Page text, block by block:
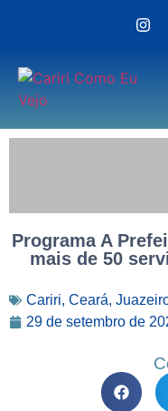
Programa A
mais de 50
Cariri, Ceará,
29 de setembro de